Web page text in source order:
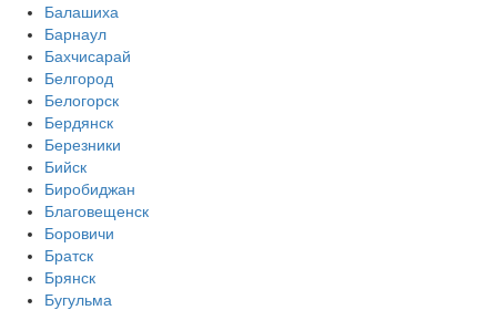
Балашиха
Барнаул
Бахчисарай
Белгород
Белогорск
Бердянск
Березники
Бийск
Биробиджан
Благовещенск
Боровичи
Братск
Брянск
Бугульма